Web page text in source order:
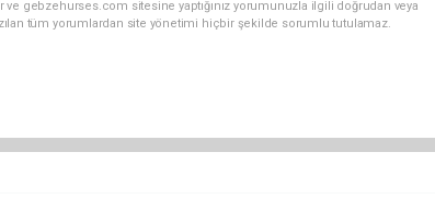
ve gebzehurses.com sitesine yaptığınız yorumunuzla ilgili doğrudan veya
tüm yorumlardan site yönetimi hiçbir şekilde sorumlu tutulamaz.